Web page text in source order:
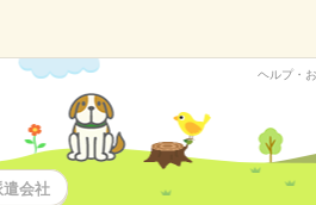
ヘルプ・
会社